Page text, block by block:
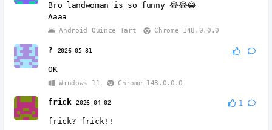
Bro landwoman is so funny 😂😂😂
Aaaa
Android Quince Tart Chrome 148.0.0.0
? 2026-05-31
OK
Windows 11 Chrome 148.0.0.0
frick 2026-04-02 1
frick? frick!!